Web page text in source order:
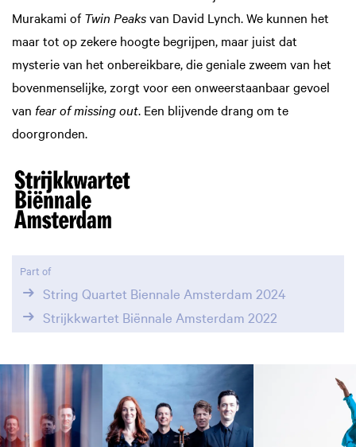
Murakami ofTwin Peaksvan David Lynch. We kunnen het
maar tot op zekere hoogte begrijpen, maar juist dat
mysterie van het onbereikbare, die geniale zweem van het
bovenmenselijke, zorgt voor een onweerstaanbaar gevoel
van fear of missing out. Een blijvende drang om te
doorgronden.
Part of
String Quartet Biennale Amsterdam 2024
Strijkkwartet Biënnale Amsterdam 2022
Skip